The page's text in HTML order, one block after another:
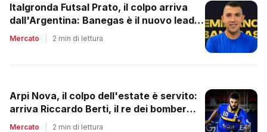
Italgronda Futsal Prato, il colpo arriva
dall'Argentina: Banegas è il nuovo leader
dei biancazzurri
Mercato 2 min di lettura
Arpi Nova, il colpo dell'estate è servito:
arriva Riccardo Berti, il re dei bomber
toscani
Mercato 2 min di lettura